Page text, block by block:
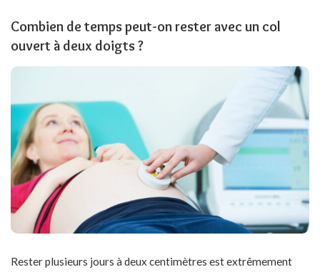
Combien de temps peut-on rester avec un col
ouvert à deux doigts ?
Rester plusieurs jours à deux centimètres est extrêmement